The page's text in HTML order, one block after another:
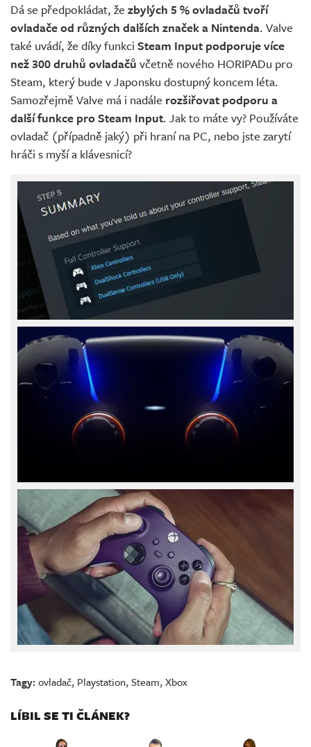
Dá se předpokládat, že zbylých 5 % ovladačů tvoří
ovladače od různých dalších značek a Nintenda. Valve
také uvádí, že díky funkci Steam Input podporuje více
než 300 druhů ovladačů včetně nového HORIPADu pro
Steam, který bude v Japonsku dostupný koncem léta.
Samozřejmě Valve má i nadále rozšiřovat podporu a
další funkce pro Steam Input. Jak to máte vy? Používáte
ovladač (případně jaký) při hraní na PC, nebo jste zarytí
hráči s myší a klávesnicí?
Tagy:ovladač, Playstation,Steam,Xbox
LÍBIL SE TI ČLÁNEK?